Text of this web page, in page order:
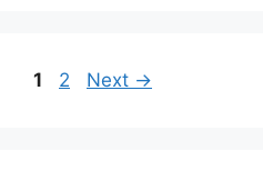
Page
1 Page
2 Next →